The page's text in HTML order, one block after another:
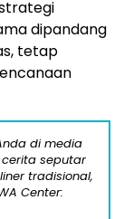
dipandang
tetap
di media
seputar
tradisional,
Center: